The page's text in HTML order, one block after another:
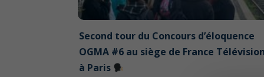
Second tour du Concours d’éloquence
OGMA #6 au siège de France
à Paris